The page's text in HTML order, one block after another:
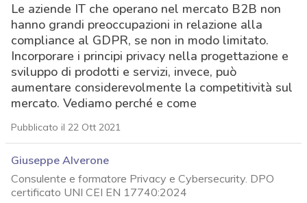
Le aziende IT che operano nel mercato B2B non
hanno grandi preoccupazioni in relazione alla
compliance al GDPR, se non in modo limitato.
Incorporare i principi privacy nella progettazione e
sviluppo di prodotti e servizi, invece, può
aumentare considerevolmente la competitività sul
mercato. Vediamo perché e come
Pubblicato il 22 Ott 2021
Giuseppe Alverone
Consulente e formatore Privacy e Cybersecurity. DPO
certificato UNI CEI EN 17740:2024